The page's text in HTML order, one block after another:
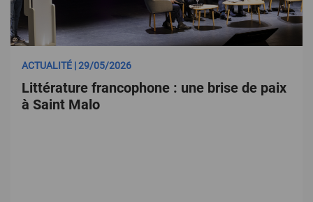
ACTUALITÉ | 29/05/2026
Littérature francophone : une brise de paix
à Saint Malo